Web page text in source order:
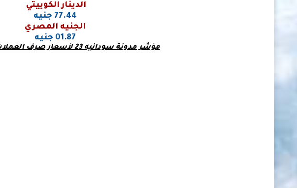
الدينار الكوييتي
77.44 جنيه
الجنيه المصري
01.87 جنيه
مؤشر مدونة سودانيه 23 لأسعار صرف العملات في السودان